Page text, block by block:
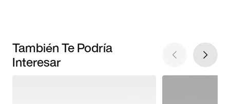
También Te Podría
Interesar